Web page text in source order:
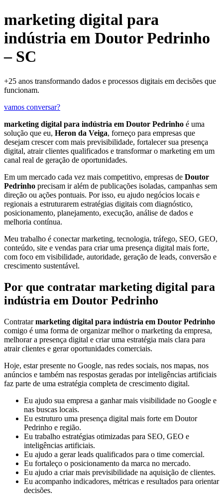
marketing digital para
indústria em Doutor Pedrinho
– SC
+25 anos transformando dados e processos digitais em decisões que
funcionam.
vamos conversar?
marketing digital para indústria em Doutor Pedrinho é uma
solução que eu, Heron da Veiga, forneço para empresas que
desejam crescer com mais previsibilidade, fortalecer sua presença
digital, atrair clientes qualificados e transformar o marketing em um
canal real de geração de oportunidades.
Em um mercado cada vez mais competitivo, empresas de Doutor
Pedrinho precisam ir além de publicações isoladas, campanhas sem
direção ou ações pontuais. Por isso, eu ajudo negócios locais e
regionais a estruturarem estratégias digitais com diagnóstico,
posicionamento, planejamento, execução, análise de dados e
melhoria contínua.
Meu trabalho é conectar marketing, tecnologia, tráfego, SEO, GEO,
conteúdo, site e vendas para criar uma presença digital mais forte,
com foco em visibilidade, autoridade, geração de leads, conversão e
crescimento sustentável.
Por que contratar marketing digital para
indústria em Doutor Pedrinho
Contratarmarketing digital para indústria em Doutor Pedrinho
comigo é uma forma de organizar melhor o marketing da empresa,
melhorar a presença digital e criar uma estratégia mais clara para
atrair clientes e gerar oportunidades comerciais.
Hoje, estar presente no Google, nas redes sociais, nos mapas, nos
anúncios e também nas respostas geradas por inteligências artificiais
faz parte de uma estratégia completa de crescimento digital.
Eu ajudo sua empresa a ganhar mais visibilidade no Google e
nas buscas locais.
Eu estruturo uma presença digital mais forte em Doutor
Pedrinho e região.
Eu trabalho estratégias otimizadas para SEO, GEO e
inteligências artificiais.
Eu ajudo a gerar leads qualificados para o time comercial.
Eu fortaleço o posicionamento da marca no mercado.
Eu ajudo a criar mais previsibilidade na aquisição de clientes.
Eu acompanho indicadores, métricas e resultados para orientar
decisões.